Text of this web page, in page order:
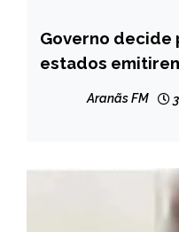
BRASIL
NOTÍCIAS
Governo decide
estados
Aranãs FM